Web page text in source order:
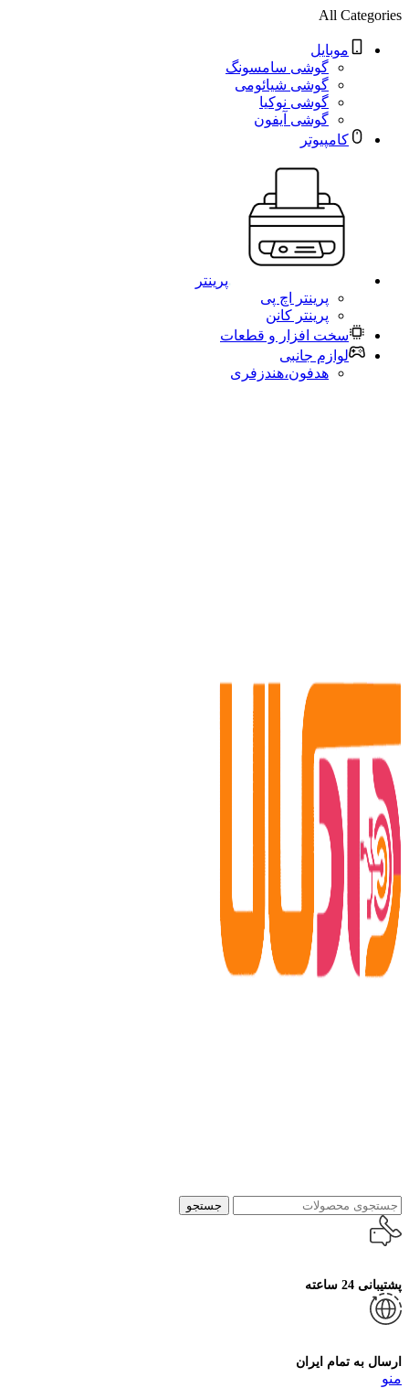
All Categories
موبایل
گوشی سامسونگ
گوشی شیائومی
گوشی نوکیا
گوشی آیفون
کامپیوتر
پرینتر
پرینتر اچ پی
پرینتر کانن
سخت افزار و قطعات
لوازم جانبی
هدفون،هندزفری
جستجو
پشتیبانی 24 ساعته
ارسال به تمام ایران
منو